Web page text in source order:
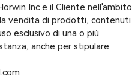
Inc e il Cliente nell'ambito
vendita di prodotti, contenuti
esclusivo di una o più
anche per stipulare